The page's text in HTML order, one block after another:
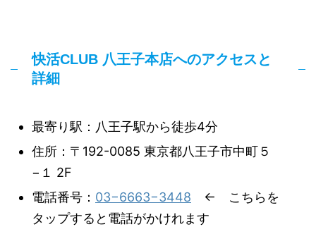
快活CLUB 八王子本店へのアクセスと
詳細
最寄り駅：八王子駅から徒歩4分
住所：〒192-0085 東京都八王子市中町５
−１ 2F
電話番号： 03−6663−3448 ← こちらを
タップすると電話がかけれます